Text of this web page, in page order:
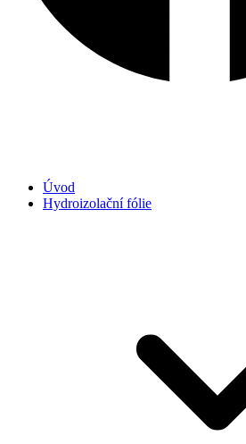
Úvod
Hydroizolační fólie